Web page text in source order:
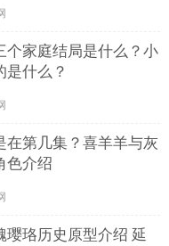
个家庭结局是什么？小
是什么？
在第几集？喜羊羊与灰
色介绍
璎珞历史原型介绍 延